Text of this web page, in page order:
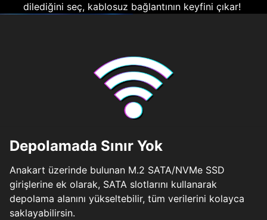
dilediğini seç, kablosuz bağlantının keyfini çıkar!
Depolamada Sınır Yok
Anakart üzerinde bulunan M.2 SATA/NVMe SSD
girişlerine ek olarak, SATA slotlarını kullanarak
depolama alanını yükseltebilir, tüm verilerini kolayca
saklayabilirsin.